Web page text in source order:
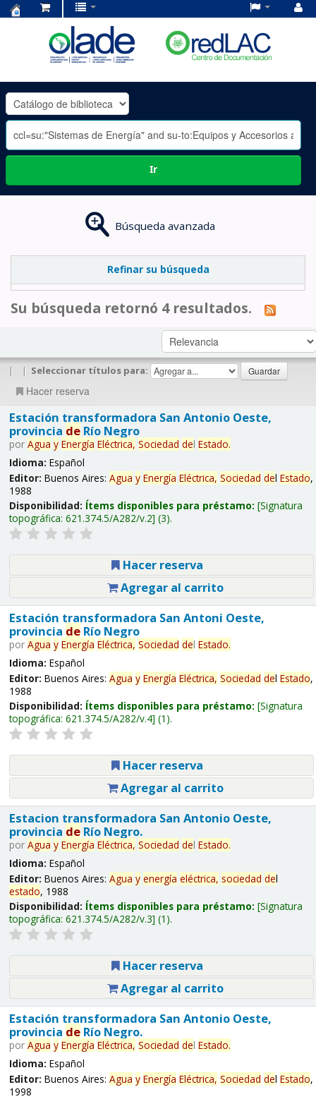
OLADE
-
Ir
Búsqueda avanzada
Refinar su búsqueda
Su búsqueda retornó 4 resultados.
| | Seleccionar títulos para:
Hacer reserva
Estación transformadora San Antonio Oeste,
provincia deRío Negro
por Agua y Energía Eléctrica, Sociedad del Estado.
Idioma: Español
Editor: Buenos Aires: Agua y Energía Eléctrica, Sociedad del Estado,
1988
Disponibilidad: Ítems disponibles para préstamo: Signatura
topográfica: 621.374.5/A282/v.2 (3).
Hacer reserva
Agregar al carrito
Estación transformadora San Antoni Oeste,
provincia deRío Negro
por Agua y Energía Eléctrica, Sociedad del Estado.
Idioma: Español
Editor: Buenos Aires: Agua y Energía Eléctrica, Sociedad del Estado,
1988
Disponibilidad: Ítems disponibles para préstamo: Signatura
topográfica: 621.374.5/A282/v.4 (1).
Hacer reserva
Agregar al carrito
Estacion transformadora San Antonio Oeste,
provincia deRío Negro.
por Agua y Energía Eléctrica, Sociedad del Estado.
Idioma: Español
Editor: Buenos Aires: Agua y energía eléctrica, sociedad del
estado, 1988
Disponibilidad: Ítems disponibles para préstamo: Signatura
topográfica: 621.374.5/A282/v.3 (1).
Hacer reserva
Agregar al carrito
Estación transformadora San Antonio Oeste,
provincia deRío Negro.
por Agua y Energía Eléctrica, Sociedad del Estado.
Idioma: Español
Editor: Buenos Aires: Agua y Energía Eléctrica, Sociedad del Estado,
1998